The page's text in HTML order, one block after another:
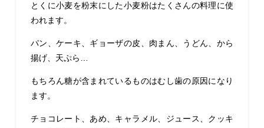
とくに小麦を粉末にした小麦粉はたくさんの料理に使
われます。
パン、ケーキ、ギョーザの皮、肉まん、うどん、から
揚げ、天ぷら…
もちろん糖が含まれているものはむし歯の原因になり
ます。
チョコレート、あめ、キャラメル、ジュース、クッキ